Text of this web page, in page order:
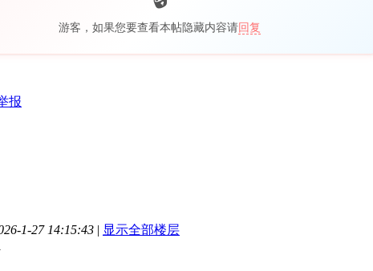
游客，如果您要查看本帖隐藏内容请回复
报
1-27 14:15:43 | 显示全部楼层